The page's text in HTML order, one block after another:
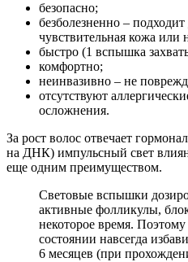
безопасно;
безболезненно –
чувствительная кожа или
быстро (1 вспышка
комфортно;
неинвазивно – не
отсутствуют
осложнения.
За рост волос отвечает
на ДНК) импульсный свет
еще одним преимуществом.
Световые вспышки
активные фолликулы,
некоторое время.
состоянии навсегда
6 месяцев (при